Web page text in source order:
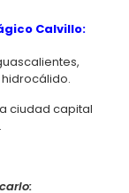
Calvillo:
ciudad capital